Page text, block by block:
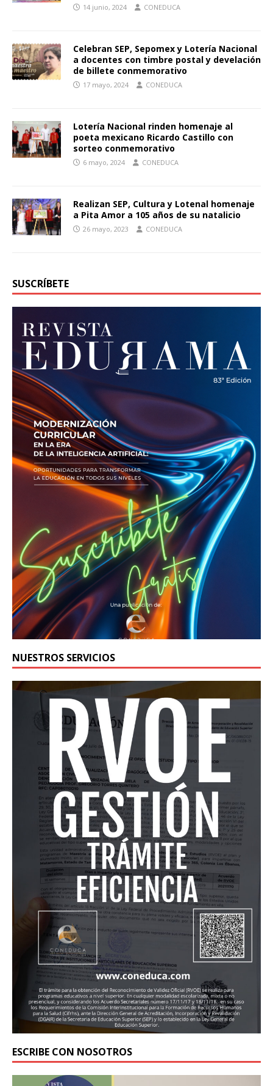
14 junio, 2024 CONEDUCA
Celebran SEP, Sepomex y Lotería Nacional
a docentes con timbre postal y develación
de billete conmemorativo
17 mayo, 2024 CONEDUCA
Lotería Nacional rinden homenaje al
poeta mexicano Ricardo Castillo con
sorteo conmemorativo
6 mayo, 2024 CONEDUCA
Realizan SEP, Cultura y Lotenal homenaje
a Pita Amor a 105 años de su natalicio
26 mayo, 2023 CONEDUCA
SUSCRÍBETE
NUESTROS SERVICIOS
ESCRIBE CON NOSOTROS